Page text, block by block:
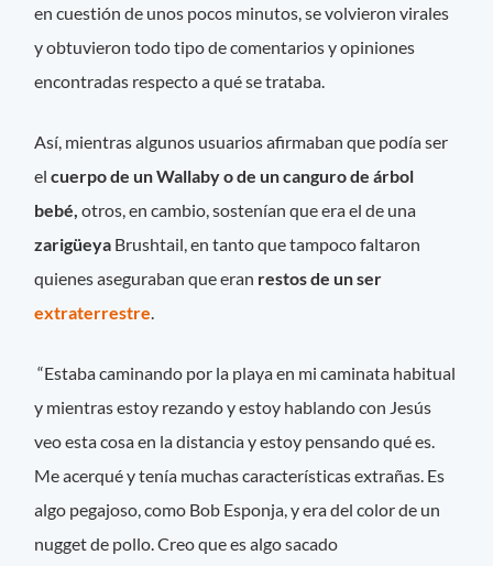
en cuestión de unos pocos minutos, se volvieron virales
y obtuvieron todo tipo de comentarios y opiniones
encontradas respecto a qué se trataba.
Así, mientras algunos usuarios afirmaban que podía ser
elcuerpo de un Wallaby o de un canguro de árbol
bebé, otros, en cambio, sostenían que era el de una
zarigüeya Brushtail, en tanto que tampoco faltaron
quienes aseguraban que eran restos de un ser
extraterrestre.
“Estaba caminando por la playa en mi caminata habitual
y mientras estoy rezando y estoy hablando con Jesús
veo esta cosa en la distancia y estoy pensando qué es.
Me acerqué y tenía muchas características extrañas. Es
algo pegajoso, como Bob Esponja, y era del color de un
nugget de pollo. Creo que es algo sacado